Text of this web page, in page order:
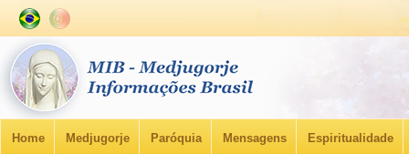
Home Medjugorje Paróquia Mensagens Espiritualidade